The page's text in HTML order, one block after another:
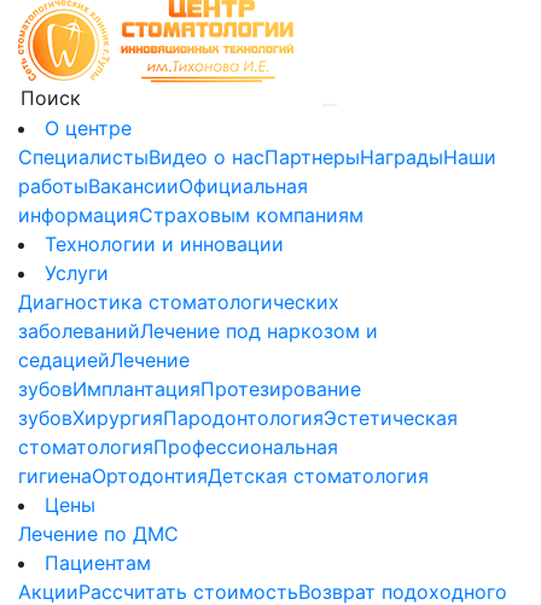
О центре
СпециалистыВидео о насПартнерыНаградыНаши
работыВакансииОфициальная
информацияСтраховым компаниям
Технологии и инновации
Услуги
Диагностика стоматологических
заболеванийЛечение под наркозом и
седациейЛечение
зубовИмплантацияПротезирование
зубовХирургияПародонтологияЭстетическая
стоматологияПрофессиональная
гигиенаОртодонтияДетская стоматология
Цены
Лечение по ДМС
Пациентам
АкцииРассчитать стоимостьВозврат подоходного